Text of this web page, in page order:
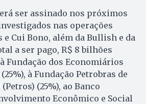
ser assinado nos próximos
nas operações
e Cui Bono, além da Bullish e da
a ser pago, R$ 8 bilhões
Fundação dos Economiários
à Fundação Petrobras de
(25%), ao Banco
Econômico e Social